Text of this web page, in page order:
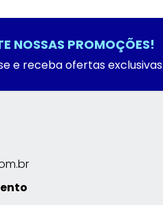
NOSSAS PROMOÇÕES!
e receba ofertas exclusivas